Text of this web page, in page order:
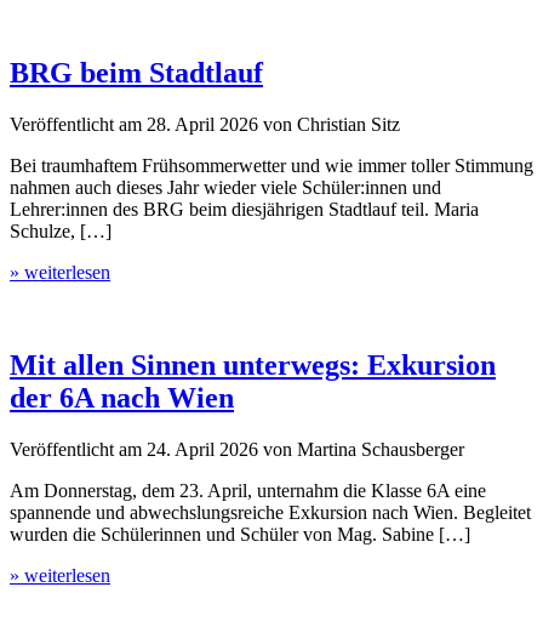
BRG beim Stadtlauf
Veröffentlicht am 28. April 2026 von Christian Sitz
Bei traumhaftem Frühsommerwetter und wie immer toller Stimmung
nahmen auch dieses Jahr wieder viele Schüler:innen und
Lehrer:innen des BRG beim diesjährigen Stadtlauf teil. Maria
Schulze, […]
» weiterlesen
Mit allen Sinnen unterwegs: Exkursion
der 6A nach Wien
Veröffentlicht am 24. April 2026 von Martina Schausberger
Am Donnerstag, dem 23. April, unternahm die Klasse 6A eine
spannende und abwechslungsreiche Exkursion nach Wien. Begleitet
wurden die Schülerinnen und Schüler von Mag. Sabine […]
» weiterlesen